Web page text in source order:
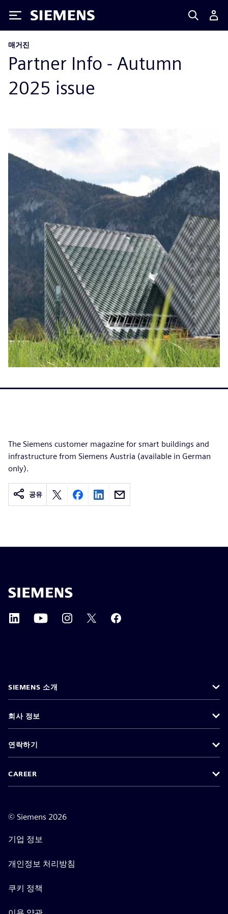
Siemens
매거진
Partner Info - Autumn
2025 issue
The Siemens customer magazine for smart buildings and
infrastructure from Siemens Austria (available in German
only).
공유
SIEMENS 소개
회사 정보
연락하기
CAREER
© Siemens 2026
기업 정보
개인정보 처리방침
쿠키 정책